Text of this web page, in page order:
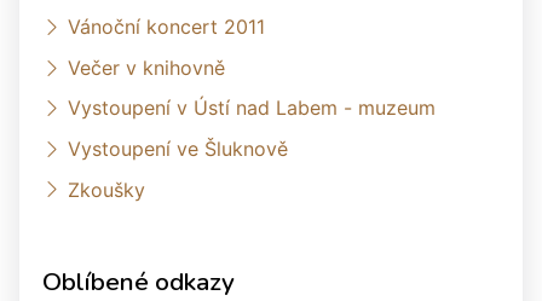
Vánoční koncert 2011
Večer v knihovně
Vystoupení v Ústí nad Labem - muzeum
Vystoupení ve Šluknově
Zkoušky
Oblíbené odkazy